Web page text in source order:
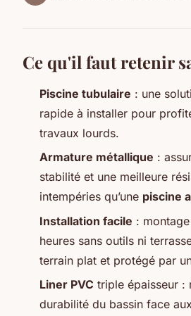
Ce qu'il faut retenir
Piscine tubulaire : une
rapide à installer pour
travaux lourds.
Armature métallique :
stabilité et une meilleure
intempéries qu’une piscine
Installation facile :
heures sans outils ni
terrain plat et protégé par
Liner PVC triple épaisseur :
durabilité du bassin face